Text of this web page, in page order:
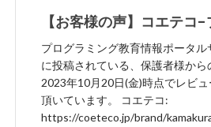
【お客様の声】コエテコ
教育情報ポータルサイト-
プログラミング教育情報ポータル
に投稿されている、保護者様から
2023年10月20日(金)時点でレビ
頂いています。 コエテコ:
https://coeteco.jp/brand/